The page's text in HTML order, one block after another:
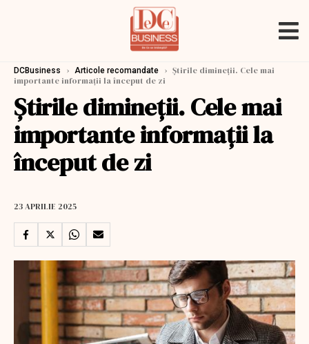
DCBusiness › Articole recomandate › Știrile dimineții. Cele mai
importante informații la început de zi
Știrile dimineții. Cele mai
importante informații la
început de zi
23 APRILIE 2025